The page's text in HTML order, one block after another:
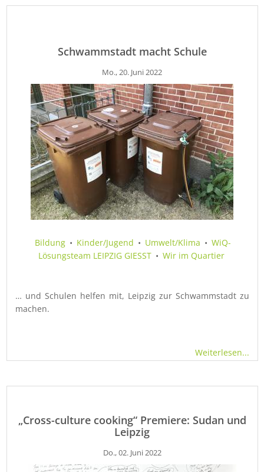
Schwammstadt macht Schule
Mo., 20. Juni 2022
Bildung • Kinder/Jugend • Umwelt/Klima • WiQ-
Lösungsteam LEIPZIG GIESST • Wir im Quartier
… und Schulen helfen mit, Leipzig zur Schwammstadt zu
machen.
Weiterlesen...
„Cross-culture cooking“ Premiere: Sudan und
Leipzig
Do., 02. Juni 2022